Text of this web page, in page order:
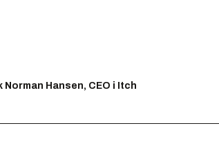
Hansen, CEO i Itch